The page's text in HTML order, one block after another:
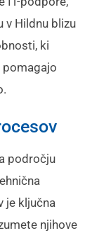
v Hildnu blizu
ki
pomagajo
področju
je ključna
njihove